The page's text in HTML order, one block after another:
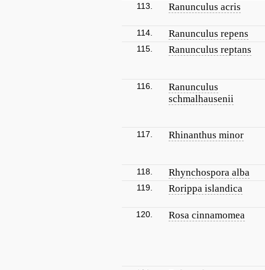
113. Ranunculus acris
114. Ranunculus repens
115. Ranunculus reptans
116.
Ranunculus
schmalhausenii
117. Rhinanthus minor
118. Rhynchospora alba
119. Rorippa islandica
120. Rosa cinnamomea